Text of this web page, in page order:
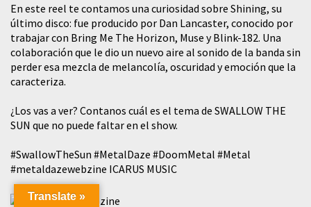
En este reel te contamos una curiosidad sobre Shining, su
último disco: fue producido por Dan Lancaster, conocido por
trabajar con Bring Me The Horizon, Muse y Blink-182. Una
colaboración que le dio un nuevo aire al sonido de la banda sin
perder esa mezcla de melancolía, oscuridad y emoción que la
caracteriza.
¿Los vas a ver? Contanos cuál es el tema de SWALLOW THE
SUN que no puede faltar en el show.
#SwallowTheSun #MetalDaze #DoomMetal #Metal
#metaldazewebzine ICARUS MUSIC
Translate »